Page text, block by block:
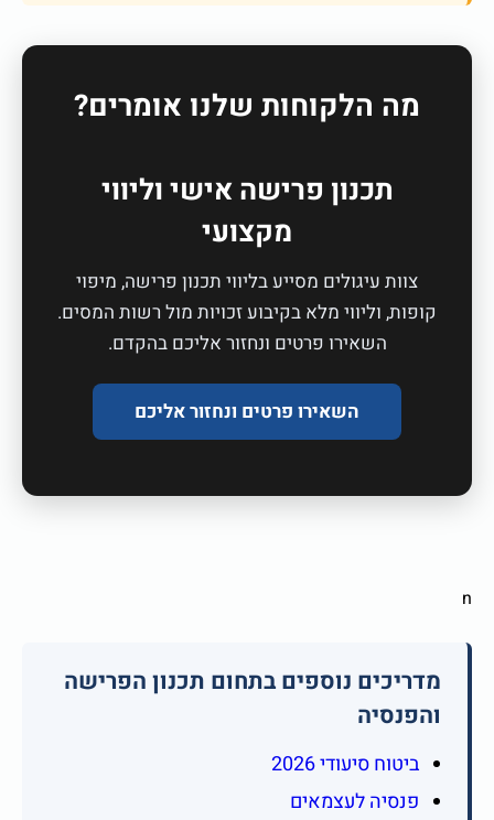
מה הלקוחות שלנו אומרים?
תכנון פרישה אישי וליווי
מקצועי
צוות עיגולים מסייע בליווי תכנון פרישה, מיפוי
קופות, וליווי מלא בקיבוע זכויות מול רשות המסים.
השאירו פרטים ונחזור אליכם בהקדם.
השאירו פרטים ונחזור אליכם
n
מדריכים נוספים בתחום תכנון הפרישה
והפנסיה
ביטוח סיעודי 2026
פנסיה לעצמאים